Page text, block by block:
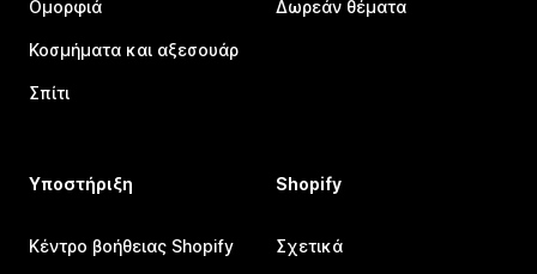
Ομορφιά
Κοσμήματα και αξεσουάρ
Σπίτι
Δωρεάν θέματα
Υποστήριξη
Κέντρο βοήθειας Shopify
Shopify
Σχετικά